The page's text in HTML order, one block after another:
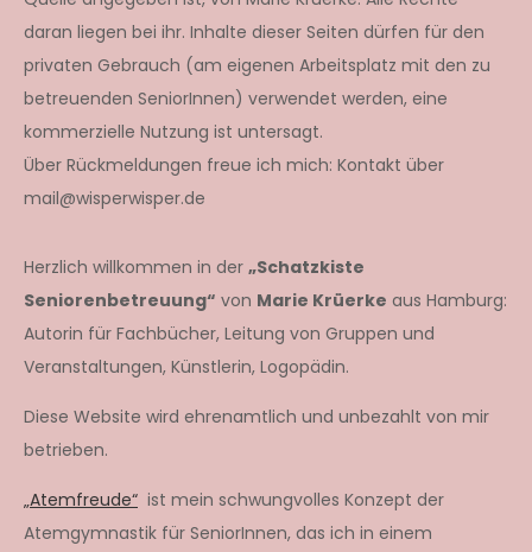
daran liegen bei ihr. Inhalte dieser Seiten dürfen für den
privaten Gebrauch (am eigenen Arbeitsplatz mit den zu
betreuenden SeniorInnen) verwendet werden, eine
kommerzielle Nutzung ist untersagt.
Über Rückmeldungen freue ich mich: Kontakt über
mail@wisperwisper.de
Herzlich willkommen in der „Schatzkiste
Seniorenbetreuung“ von Marie Krüerke aus Hamburg:
Autorin für Fachbücher, Leitung von Gruppen und
Veranstaltungen, Künstlerin, Logopädin.
Diese Website wird ehrenamtlich und unbezahlt von mir
betrieben.
„Atemfreude“ ist mein schwungvolles Konzept der
Atemgymnastik für SeniorInnen, das ich in einem